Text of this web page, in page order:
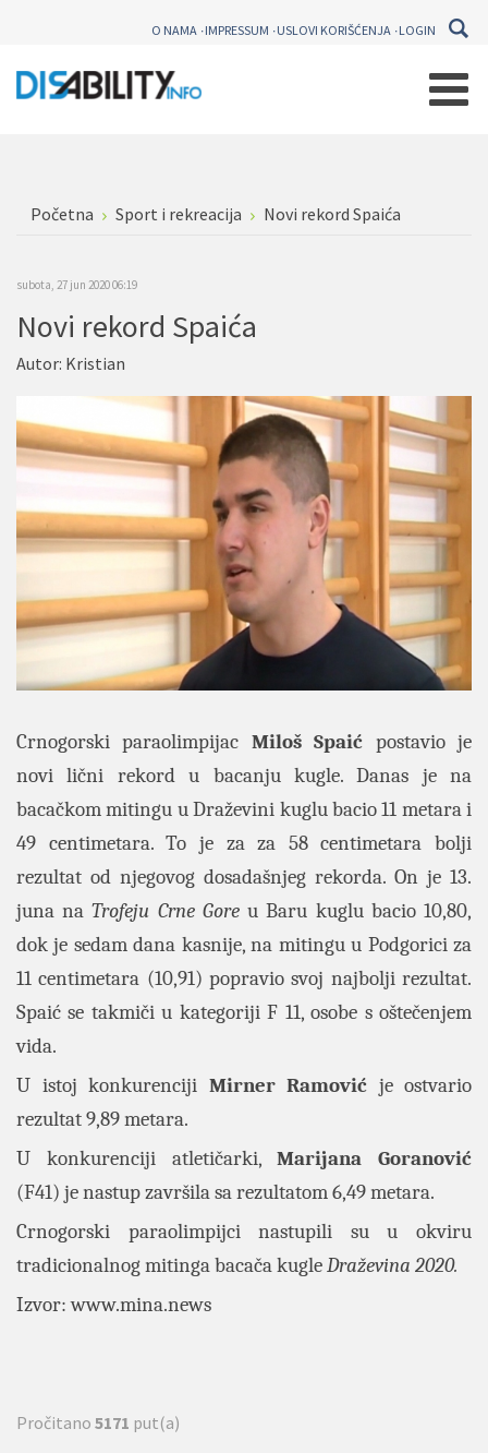
O NAMA IMPRESSUM USLOVI KORIŠĆENJA LOGIN
Početna Sport i rekreacija Novi rekord Spaića
subota, 27 jun 2020 06:19
Novi rekord Spaića
Autor: Kristian
Crnogorski paraolimpijac Miloš Spaić postavio je
novi lični rekord u bacanju kugle. Danas je na
bacačkom mitingu u Draževini kuglu bacio 11 metara i
49 centimetara. To je za za 58 centimetara bolji
rezultat od njegovog dosadašnjeg rekorda. On je 13.
juna naTrofeju Crne Goreu Baru kuglu bacio 10,80,
dok je sedam dana kasnije, na mitingu u Podgorici za
11 centimetara (10,91) popravio svoj najbolji rezultat.
Spaić se takmiči u kategoriji F 11, osobe s oštečenjem
vida.
U istoj konkurenciji Mirner Ramović je ostvario
rezultat 9,89 metara.
U konkurenciji atletičarki,Marijana Goranović
(F41) je nastup završila sa rezultatom 6,49 metara.
Crnogorski paraolimpijci nastupili su u okviru
tradicionalnog mitinga bacača kugleDraževina 2020.
Izvor:www.mina.news
Pročitano 5171 put(a)